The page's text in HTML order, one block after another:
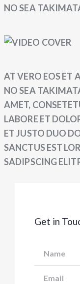
NO SEA
AT VERO EOS ET
NO SEA
AMET,
LABORE ET
ET JUSTO DUO
SANCTUS EST
SADIPSCING
Get in